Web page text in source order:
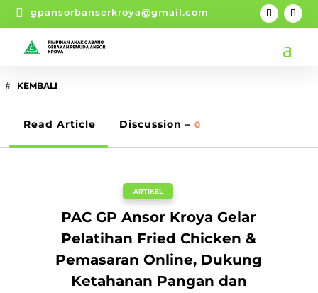
 gpansorbanserkroya@gmail.com
KEMBALI
Read Article Discussion – 0
ARTIKEL
PAC GP Ansor Kroya Gelar
Pelatihan Fried Chicken &
Pemasaran Online, Dukung
Ketahanan Pangan dan